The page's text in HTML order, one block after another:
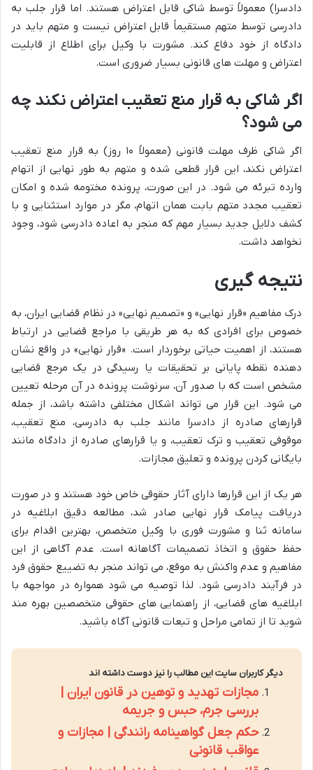
دادسرا) معمولاً توسط شاکی قابل اعتراض هستند. اما قرار جلب به
دادرسی توسط متهم مستقیماً قابل اعتراض نیست و متهم باید در
دادگاه از خود دفاع کند. مشورت با وکیل برای اطلاع از قابلیت
اعتراض و مهلت های قانونی بسیار ضروری است.
اگر شاکی به قرار منع تعقیب اعتراض نکند چه
می شود؟
اگر شاکی ظرف مهلت قانونی (معمولاً ۱۰ روز) به قرار منع تعقیب
اعتراض نکند، این قرار قطعی شده و متهم به طور نهایی از اتهام
وارده تبرئه می شود. در این صورت، پرونده مختومه شده و امکان
تعقیب مجدد متهم بابت همان اتهام، مگر در موارد استثنایی و با
کشف دلایل جدید بسیار مهم که منجر به اعاده دادرسی شود، وجود
نخواهد داشت.
نتیجه گیری
درک مفاهیم «قرار نهایی» و «تصمیم نهایی» در نظام قضایی ایران، به
خصوص برای افرادی که به هر طریقی با مراجع قضایی در ارتباط
هستند، از اهمیت حیاتی برخوردار است. «قرار نهایی» در واقع نشان
دهنده نقطه پایانی بر تحقیقات یا رسیدگی در یک مرجع قضایی
مشخص است که با صدور آن، سرنوشت پرونده در آن مرحله تعیین
می شود. این قرار می تواند اشکال مختلفی داشته باشد، از جمله
قرارهای صادره از دادسرا مانند جلب به دادرسی، منع تعقیب،
موقوفی تعقیب و ترک تعقیب، و یا قرارهای صادره از دادگاه مانند
بایگانی کردن پرونده و تعلیق مجازات.
هر یک از این قرارها دارای آثار حقوقی خاص خود هستند و در صورت
دریافت پیامک قرار نهایی صادر شد، مطالعه دقیق ابلاغیه در
سامانه ثنا و مشورت فوری با وکیل متخصص، بهترین اقدام برای
حفظ حقوق و اتخاذ تصمیمات آگاهانه است. عدم آگاهی از این
مفاهیم و عدم واکنش به موقع، می تواند منجر به تضییع حقوق فرد
در فرآیند دادرسی شود. لذا توصیه می شود همواره در مواجهه با
ابلاغیه های قضایی، از راهنمایی های حقوقی متخصصین بهره مند
شوید تا از تمامی مراحل و تبعات قانونی آگاه باشید.
دیگر کاربران سایت این مطالب را نیز دوست داشته اند
مجازات تهدید و توهین در قانون ایران |
بررسی جرم، حبس و جریمه
حکم جعل گواهینامه رانندگی | مجازات و
عواقب قانونی